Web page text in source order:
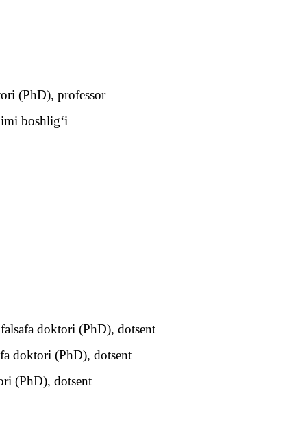
(PhD), professor
boshlig‘i
doktori (PhD), dotsent
doktori (PhD), dotsent
(PhD), dotsent